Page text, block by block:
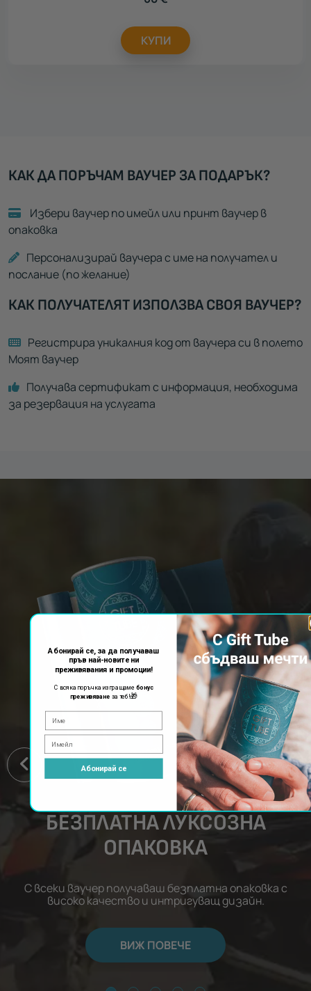
КУПИ
КАК ДА ПОРЪЧАМ ВАУЧЕР ЗА ПОДАРЪК?
Избери ваучер по имейл или принт ваучер в
опаковка
Персонализирай ваучера с име на получател и
послание (по желание)
КАК ПОЛУЧАТЕЛЯТ ИЗПОЛЗВА СВОЯ ВАУЧЕР?
Регистрира уникалния код от ваучера си в полето
Моят ваучер
Получава сертификат с информация, необходима
за резервация на услугата
БЕЗПЛАТНА ЛУКСОЗНА
ОПАКОВКА
С всеки ваучер получаваш безплатна опаковка с
високо качество и интригуващ дизайн.
ВИЖ ПОВЕЧЕ
Абонирай се, за да получаваш
пръв най-новите ни
преживявания и промоции!
С всяка поръчка изпращаме бонус
преживяване за теб!🎁
Абонирай се